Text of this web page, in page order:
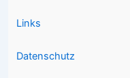
Links
Datenschutz